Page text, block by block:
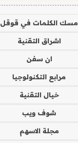
مسك الكلمات في قوقل
اشراق التقنية
ان سفن
مرابع التكنولوجيا
خيال التقنية
شوف ويب
مجلة الاسهم